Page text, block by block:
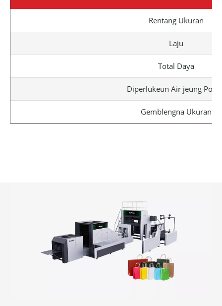
Rentang Ukuran
Laju
Total Daya
Diperlukeun Air jeung
Gemblengna Ukuran